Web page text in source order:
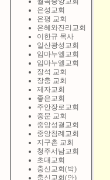
은성교회
은평 교회
은혜와진리교회
이한규 목사
일산광성교회
임마누엘교회
임마누엘교회
장석 교회
장충 교회
제자교회
좋은교회
주안장로교회
중문 교회
중앙성결교회
중앙침례교회
지구촌 교회
청주서남교회
초대교회
충신교회(박)
충신교회(안)